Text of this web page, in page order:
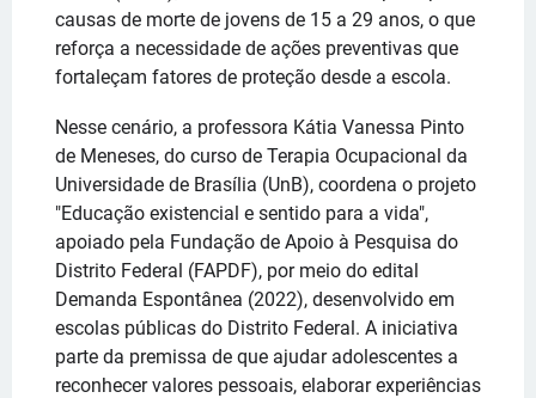
causas de morte de jovens de 15 a 29 anos, o que
reforça a necessidade de ações preventivas que
fortaleçam fatores de proteção desde a escola.
Nesse cenário, a professora Kátia Vanessa Pinto
de Meneses, do curso de Terapia Ocupacional da
Universidade de Brasília (UnB), coordena o projeto
"Educação existencial e sentido para a vida",
apoiado pela Fundação de Apoio à Pesquisa do
Distrito Federal (FAPDF), por meio do edital
Demanda Espontânea (2022), desenvolvido em
escolas públicas do Distrito Federal. A iniciativa
parte da premissa de que ajudar adolescentes a
reconhecer valores pessoais, elaborar experiências